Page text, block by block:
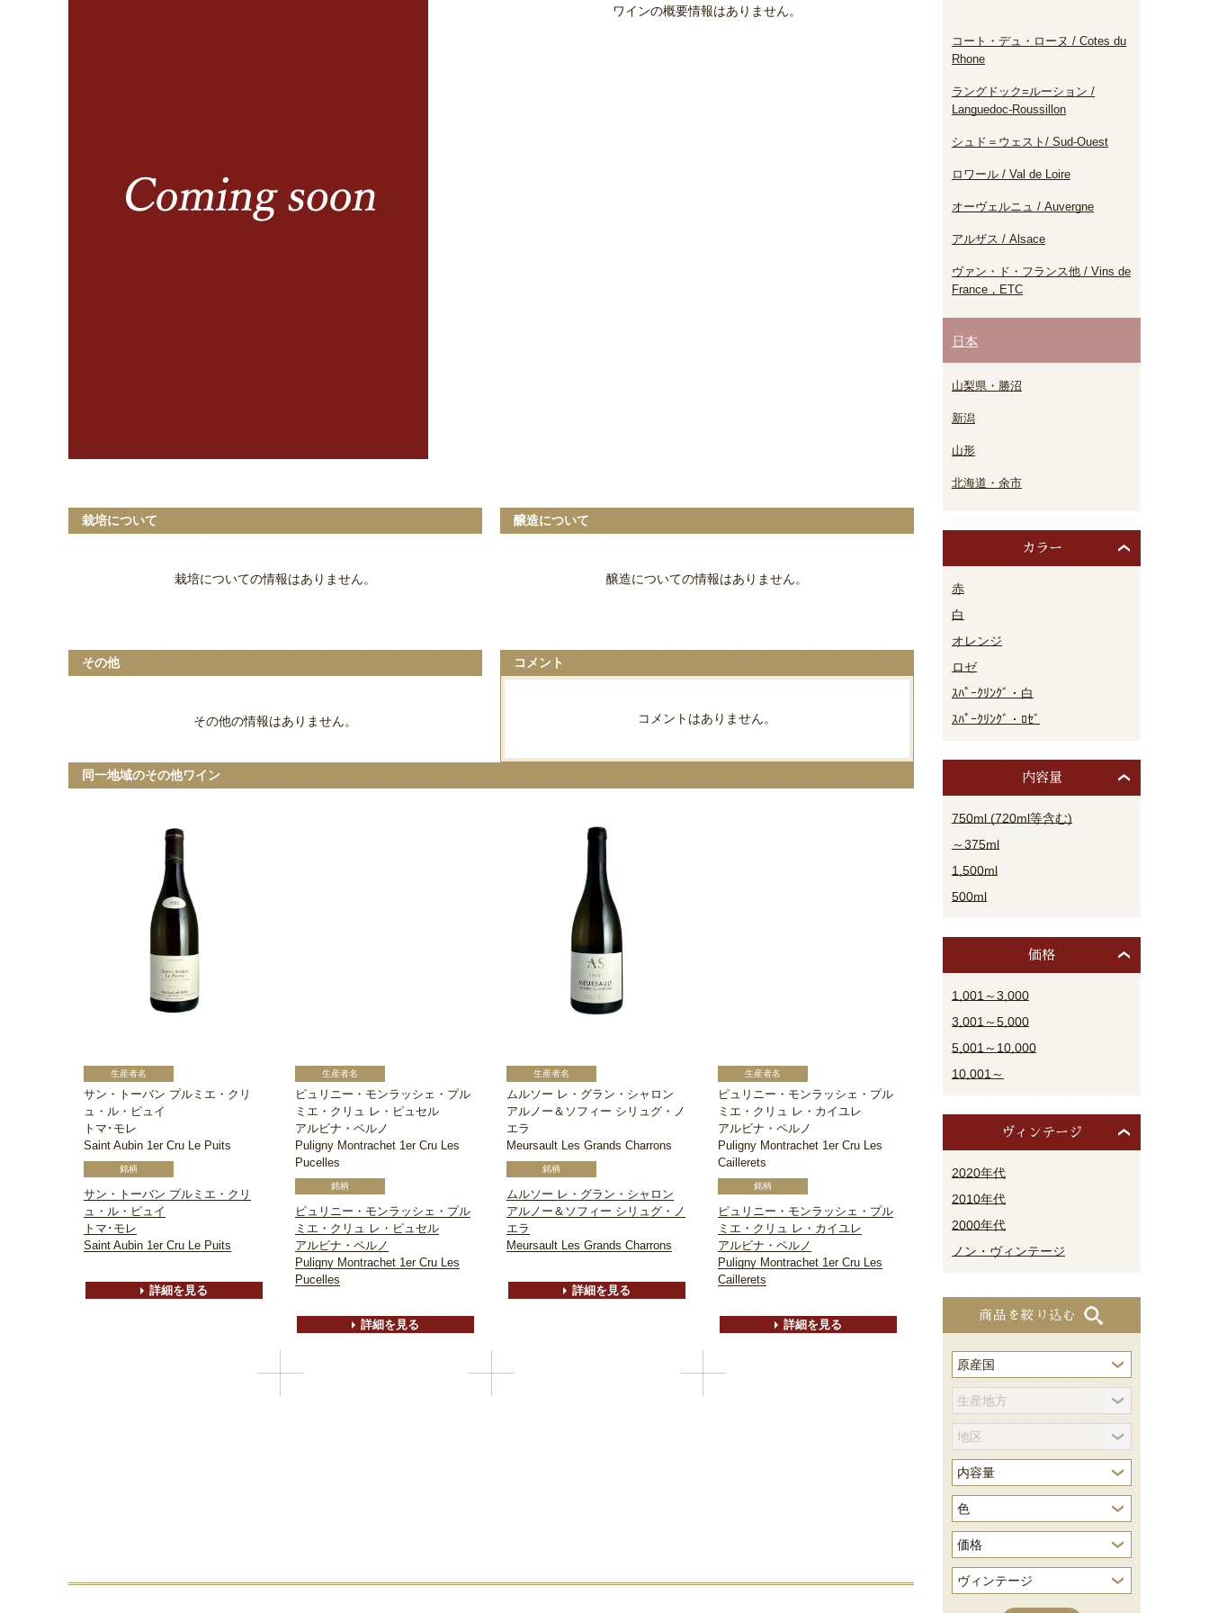
ワインの概要情報はありません。
栽培について
栽培についての情報はありません。
醸造について
醸造についての情報はありません。
その他
その他の情報はありません。
コメント
コメントはありません。
同一地域のその他ワイン
サン・トーバン プルミエ・クリ
ュ・ル・ピュイ
トマ･モレ
Saint Aubin 1er Cru Le Puits
サン・トーバン プルミエ・クリ
ュ・ル・ピュイ
トマ･モレ
Saint Aubin 1er Cru Le Puits
詳細を見る
ピュリニー・モンラッシェ・プル
ミエ・クリュ レ・ピュセル
アルビナ・ペルノ
Puligny Montrachet 1er Cru Les
Pucelles
ピュリニー・モンラッシェ・プル
ミエ・クリュ レ・ピュセル
アルビナ・ペルノ
Puligny Montrachet 1er Cru Les
Pucelles
詳細を見る
ムルソー レ・グラン・シャロン
アルノー＆ソフィー シリュグ・ノ
エラ
Meursault Les Grands Charrons
ムルソー レ・グラン・シャロン
アルノー＆ソフィー シリュグ・ノ
エラ
Meursault Les Grands Charrons
詳細を見る
ピュリニー・モンラッシェ・プル
ミエ・クリュ レ・カイユレ
アルビナ・ペルノ
Puligny Montrachet 1er Cru Les
Caillerets
ピュリニー・モンラッシェ・プル
ミエ・クリュ レ・カイユレ
アルビナ・ペルノ
Puligny Montrachet 1er Cru Les
Caillerets
詳細を見る
コート・デュ・ローヌ / Cotes du
Rhone
ラングドック=ルーション /
Languedoc-Roussillon
シュド＝ウェスト/ Sud-Ouest
ロワール / Val de Loire
オーヴェルニュ / Auvergne
アルザス / Alsace
ヴァン・ド・フランス他 / Vins de
France，ETC
日本
山梨県・勝沼
新潟
山形
北海道・余市
カラー
赤
白
オレンジ
ロゼ
ｽﾊﾟｰｸﾘﾝｸﾞ・白
ｽﾊﾟｰｸﾘﾝｸﾞ・ﾛｾﾞ
内容量
750ml (720ml等含む)
～375ml
1,500ml
500ml
価格
1,001～3,000
3,001～5,000
5,001～10,000
10,001～
ヴィンテージ
2020年代
2010年代
2000年代
ノン・ヴィンテージ
商品を絞り込む